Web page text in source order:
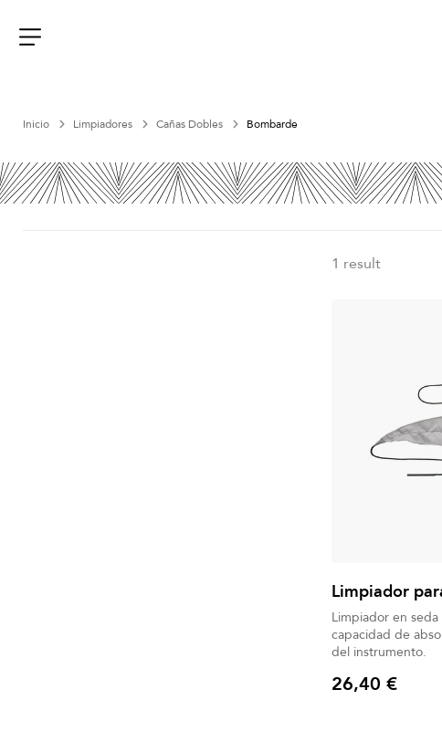
contenu
Inicio Limpiadores Cañas Dobles Bombarde
1 result
Limpiador
Limpiador en
capacidad de
del instrumento.
Precio
26,40 €